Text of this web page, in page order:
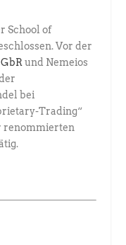
School of
Vor der
und Nemeios
bei
Trading“
renommierten